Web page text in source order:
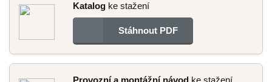
Katalog ke stažení
Stáhnout PDF
Provozní a montážní návod ke stažení